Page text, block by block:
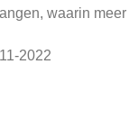
waarin
2022